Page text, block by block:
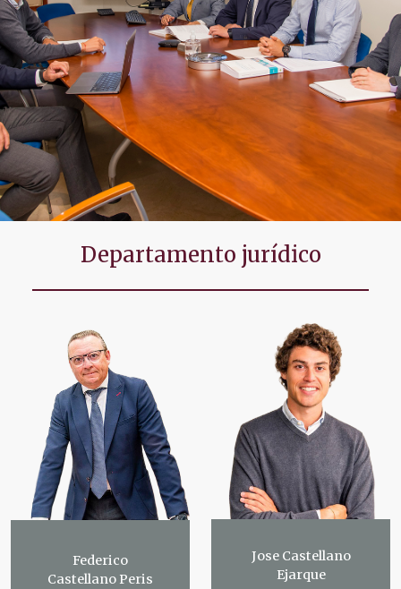
Departamento jurídico
Federico
Castellano Peris
Jose Castellano
Ejarque